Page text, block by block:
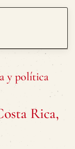
y política
Rica,